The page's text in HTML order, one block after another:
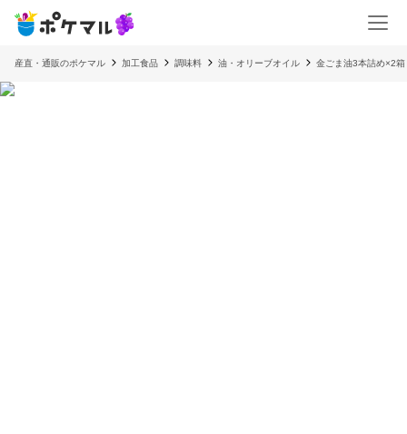
産直・通販のポケマル 加工食品 調味料 油・オリーブオイル 金ごま油3本詰め×2